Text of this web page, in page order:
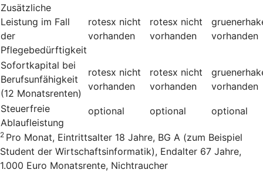
Zusätzliche
Leistung im Fall
der
Pflegebedürftigkeit
rotesx nicht
vorhanden
rotesx nicht
vorhanden
vorhanden
Sofortkapital bei
Berufsunfähigkeit
(12 Monatsrenten)
rotesx nicht
vorhanden
rotesx nicht
vorhanden
vorhanden
Steuerfreie
Ablaufleistung
optional optional optional
2 Pro Monat, Eintrittsalter 18 Jahre, BG A (zum Beispiel
Student der Wirtschaftsinformatik), Endalter 67 Jahre,
1.000 Euro Monatsrente, Nichtraucher